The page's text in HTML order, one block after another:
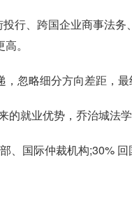
行、跨国企业商事法
。
忽略细分方向差距，
就业优势，乔治城法
、国际仲裁机构;30%